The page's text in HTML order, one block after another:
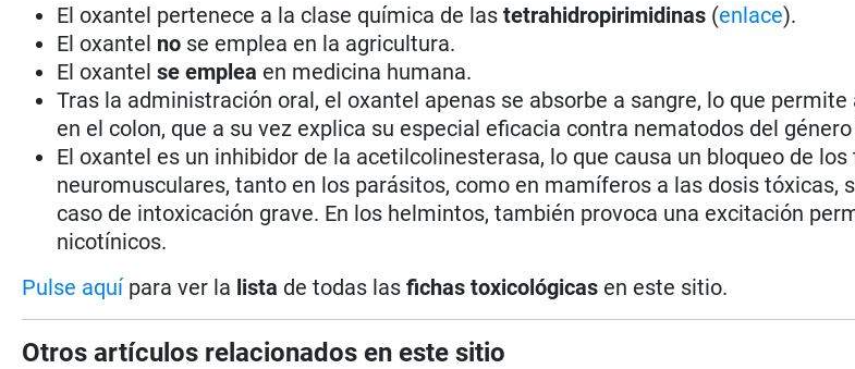
El oxantel pertenece a la clase química de las tetrahidropirimidinas (enlace).
El oxantel no se emplea en la agricultura.
El oxantelse emplea en medicina humana.
Tras la administración oral, el oxantel apenas se absorbe a sangre, lo que
en el colon, que a su vez explica su especial eficacia contra nematodos del género
El oxantel es un inhibidor de la acetilcolinesterasa, lo que causa un bloqueo de
neuromusculares, tanto en los parásitos, como en mamíferos a las dosis tóxicas,
caso de intoxicación grave. En los helmintos, también provoca una excitación
nicotínicos.
Pulse aquípara ver la lista de todas lasfichas toxicológicas en este sitio.
Otros artículos relacionados en este sitio